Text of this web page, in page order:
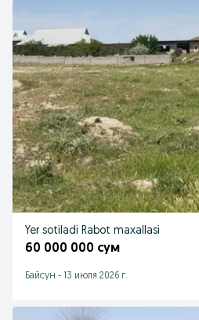
Yer sotiladi Rabot maxallasi
60 000 000 сум
Байсун - 13 июля 2026 г.